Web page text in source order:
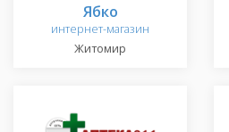
Ябко
интернет-магазин
Житомир